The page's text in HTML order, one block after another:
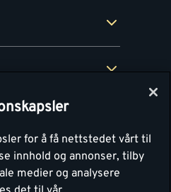
for å få nettstedet vårt til
innhold og annonser, tilby
medier og analysere